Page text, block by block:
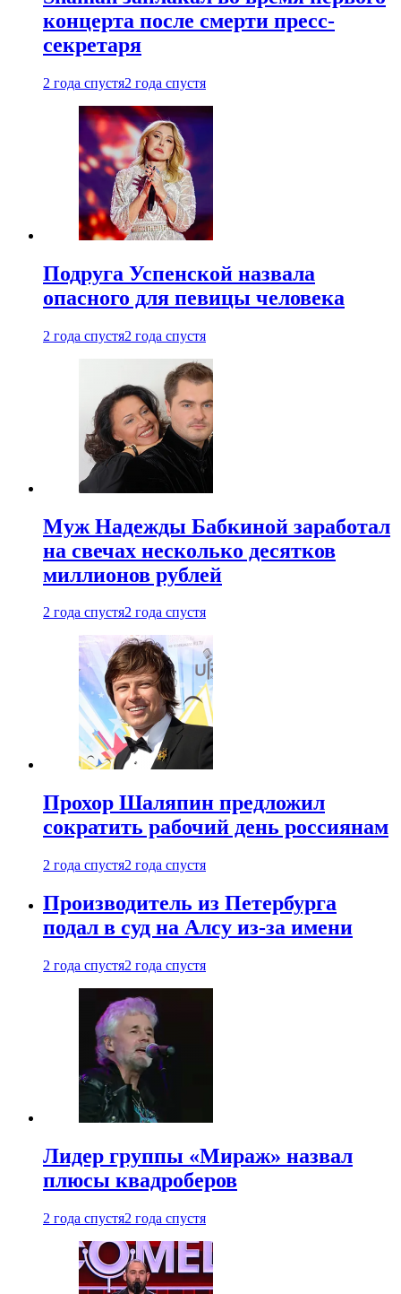
концерта после смерти пресс-
секретаря
2 года спустя2 года спустя
Подруга Успенской назвала
опасного для певицы человека
2 года спустя2 года спустя
Муж Надежды Бабкиной заработал
на свечах несколько десятков
миллионов рублей
2 года спустя2 года спустя
Прохор Шаляпин предложил
сократить рабочий день россиянам
2 года спустя2 года спустя
Производитель из Петербурга
подал в суд на Алсу из-за имени
2 года спустя2 года спустя
Лидер группы «Мираж» назвал
плюсы квадроберов
2 года спустя2 года спустя